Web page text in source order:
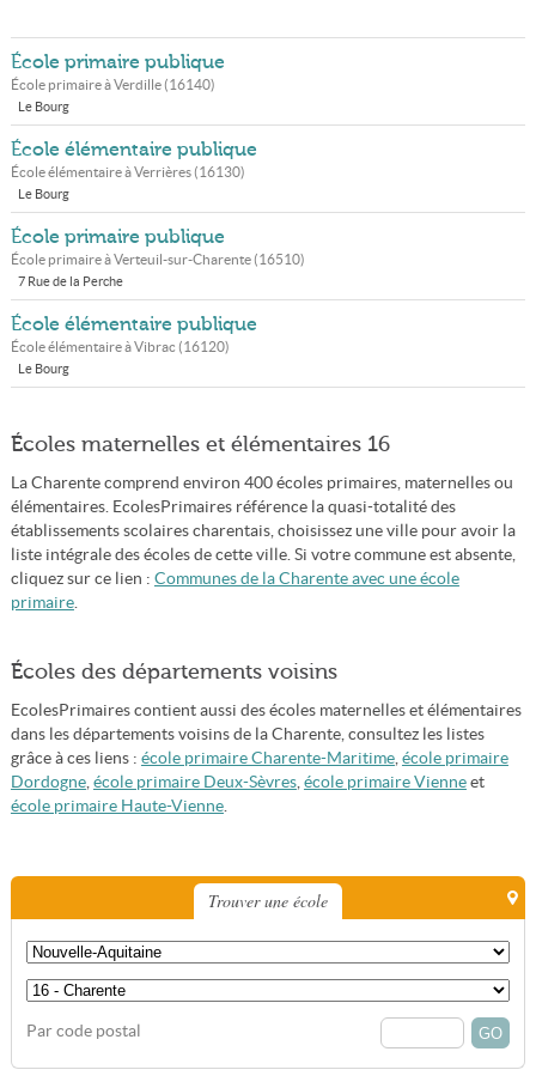
École primaire publique
École primaire àVerdille(16140)
Le Bourg
École élémentaire publique
École élémentaire àVerrières(16130)
Le Bourg
École primaire publique
École primaire àVerteuil-sur-Charente(16510)
7 Rue de la Perche
École élémentaire publique
École élémentaire àVibrac(16120)
Le Bourg
Écoles maternelles et élémentaires 16
La Charente comprend environ 400 écoles primaires, maternelles ou
élémentaires. EcolesPrimaires référence la quasi-totalité des
établissements scolaires charentais, choisissez une ville pour avoir la
liste intégrale des écoles de cette ville. Si votre commune est absente,
cliquez sur ce lien : Communes de la Charente avec une école
primaire.
Écoles des départements voisins
EcolesPrimaires contient aussi des écoles maternelles et élémentaires
dans les départements voisins de la Charente, consultez les listes
grâce à ces liens : école primaire Charente-Maritime, école primaire
Dordogne, école primaire Deux-Sèvres, école primaire Vienneet
école primaire Haute-Vienne.
Trouver une école
Par code postal